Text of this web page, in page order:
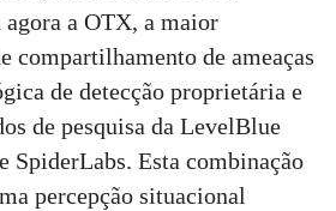
a OTX, a maior
compartilhamento de ameaças
de detecção proprietária e
de pesquisa da LevelBlue
SpiderLabs. Esta combinação
percepção situacional